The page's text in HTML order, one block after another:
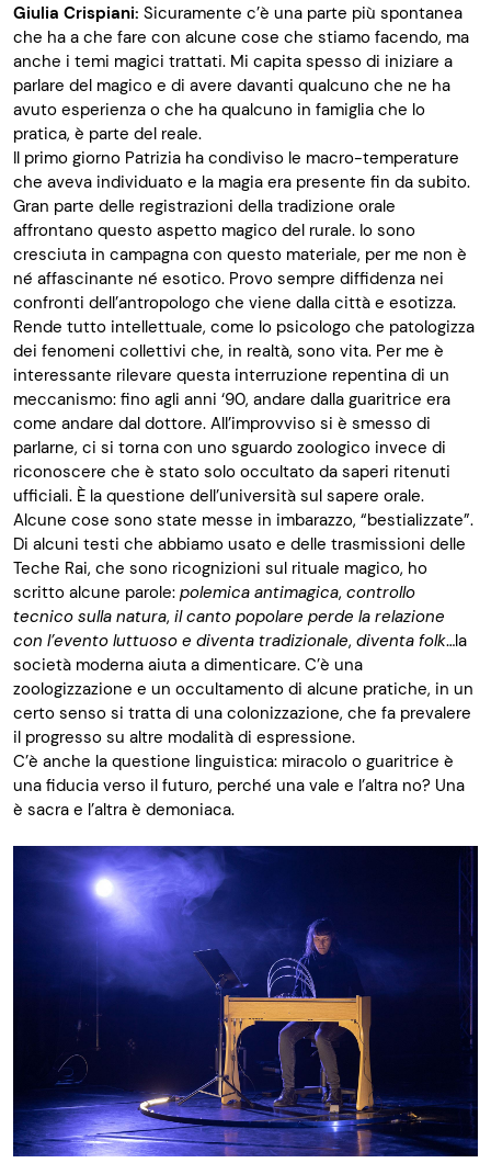
Giulia Crispiani: Sicuramente c’è una parte più spontanea
che ha a che fare con alcune cose che stiamo facendo, ma
anche i temi magici trattati. Mi capita spesso di iniziare a
parlare del magico e di avere davanti qualcuno che ne ha
avuto esperienza o che ha qualcuno in famiglia che lo
pratica, è parte del reale.
Il primo giorno Patrizia ha condiviso le macro-temperature
che aveva individuato e la magia era presente fin da subito.
Gran parte delle registrazioni della tradizione orale
affrontano questo aspetto magico del rurale. Io sono
cresciuta in campagna con questo materiale, per me non è
né affascinante né esotico. Provo sempre diffidenza nei
confronti dell’antropologo che viene dalla città e esotizza.
Rende tutto intellettuale, come lo psicologo che patologizza
dei fenomeni collettivi che, in realtà, sono vita. Per me è
interessante rilevare questa interruzione repentina di un
meccanismo: fino agli anni ‘90, andare dalla guaritrice era
come andare dal dottore. All’improvviso si è smesso di
parlarne, ci si torna con uno sguardo zoologico invece di
riconoscere che è stato solo occultato da saperi ritenuti
ufficiali. È la questione dell’università sul sapere orale.
Alcune cose sono state messe in imbarazzo, “bestializzate”.
Di alcuni testi che abbiamo usato e delle trasmissioni delle
Teche Rai, che sono ricognizioni sul rituale magico, ho
scritto alcune parole: polemica antimagica, controllo
tecnico sulla natura, il canto popolare perde la relazione
con l’evento luttuoso e diventa tradizionale, diventa folk…la
società moderna aiuta a dimenticare. C’è una
zoologizzazione e un occultamento di alcune pratiche, in un
certo senso si tratta di una colonizzazione, che fa prevalere
il progresso su altre modalità di espressione.
C’è anche la questione linguistica: miracolo o guaritrice è
una fiducia verso il futuro, perché una vale e l’altra no? Una
è sacra e l’altra è demoniaca.